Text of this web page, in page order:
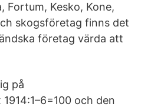
Fortum, Kesko, Kone,
skogsföretag finns det
företag värda att
på
och den